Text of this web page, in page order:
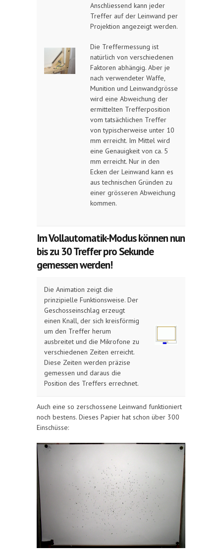
Anschliessend kann jeder
Treffer auf der Leinwand per
Projektion angezeigt werden.
Die Treffermessung ist
natürlich von verschiedenen
Faktoren abhängig. Aber je
nach verwendeter Waffe,
Munition und Leinwandgrösse
wird eine Abweichung der
ermittelten Trefferposition
vom tatsächlichen Treffer
von typischerweise unter 10
mm erreicht. Im Mittel wird
eine Genauigkeit von ca. 5
mm erreicht. Nur in den
Ecken der Leinwand kann es
aus technischen Gründen zu
einer grösseren Abweichung
kommen.
Im Vollautomatik-Modus können nun
bis zu 30 Treffer pro Sekunde
gemessen werden!
Die Animation zeigt die
prinzipielle Funktionsweise. Der
Geschosseinschlag erzeugt
einen Knall, der sich kreisförmig
um den Treffer herum
ausbreitet und die Mikrofone zu
verschiedenen Zeiten erreicht.
Diese Zeiten werden präzise
gemessen und daraus die
Position des Treffers errechnet.
Auch eine so zerschossene Leinwand funktioniert
noch bestens. Dieses Papier hat schon über 300
Einschüsse: